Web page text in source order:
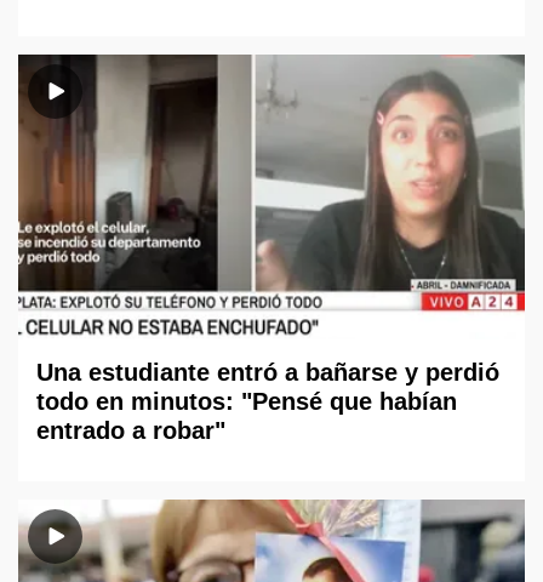
Una estudiante entró a bañarse y perdió
todo en minutos: "Pensé que habían
entrado a robar"